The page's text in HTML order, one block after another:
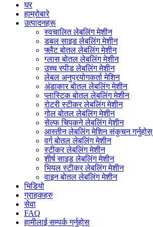
घर
हाम्रोबारे
उत्पादनहरू
स्वचालित लेबलिंग मेशीन
डबल साइड लेबलिंग मेशीन
फ्लैट बोतल लेबलिंग मेशीन
ग्लास बोतल लेबलिंग मेशीन
उच्च स्पीड लेबलिंग मेशीन
लेबल अनुप्रयोगकर्ता मेशिन
अंडाकार बोतल लेबलिंग मेशीन
प्लास्टिक बोतल लेबलिंग मेशीन
रोटरी स्टीकर लेबलिंग मेशीन
गोल बोतल लेबलिंग मेशीन
सेल्फ चिपकने लेबलिंग मेशीन
आस्तीन लेबलिंग मेशिन संकुचन गर्नुहोस्
वर्ग बोतल लेबलिंग मेशीन
स्टीकर लेबलिंग मेशीन
शीर्ष साइड लेबलिंग मेशीन
भियल स्टीकर लेबलिंग मेशीन
वाइन बोतल लेबलिंग मेशीन
भिडियो
ग्राहकहरु
सेवा
FAQ
हामीलाई सम्पर्क गर्नुहोस